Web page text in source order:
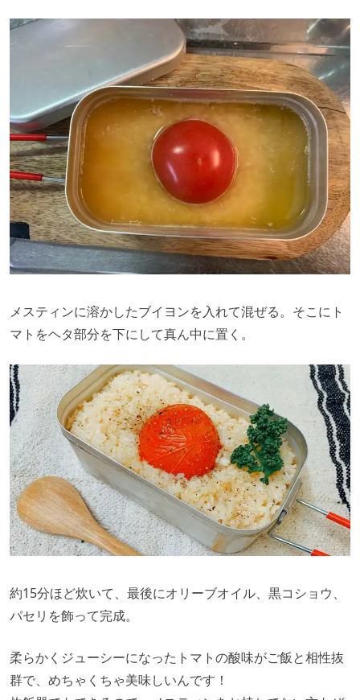
メスティンに溶かしたブイヨンを入れて混ぜる。そこにト
マトをヘタ部分を下にして真ん中に置く。
約15分ほど炊いて、最後にオリーブオイル、黒コショウ、
パセリを飾って完成。
柔らかくジューシーになったトマトの酸味がご飯と相性抜
群で、めちゃくちゃ美味しいんです！